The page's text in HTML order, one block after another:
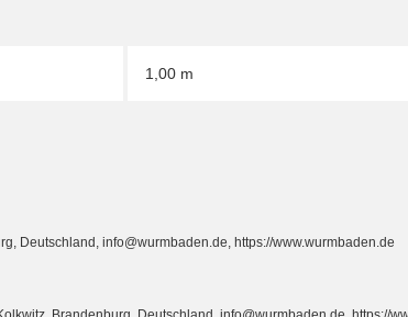
1,00 m
Deutschland, info@wurmbaden.de, https://www.wurmbaden.de